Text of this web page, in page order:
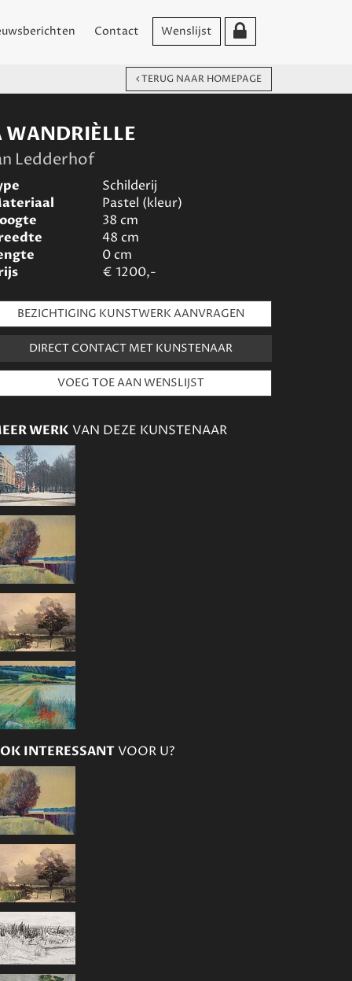
Contact Wenslijst
TERUG NAAR HOMEPAGE
WANDRIÈLLE
Ledderhof
Schilderij
Pastel (kleur)
38 cm
48 cm
0cm
€ 1200,-
BEZICHTIGING KUNSTWERK AANVRAGEN
DIRECT CONTACT MET KUNSTENAAR
WERK VAN DEZE KUNSTENAAR
INTERESSANTVOOR U?